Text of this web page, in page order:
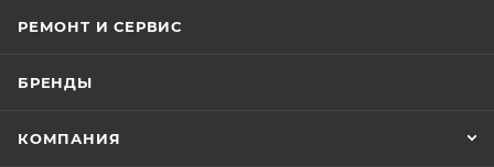
РЕМОНТ И СЕРВИС
БРЕНДЫ
КОМПАНИЯ